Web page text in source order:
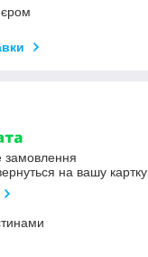
замовлення
на вашу картку